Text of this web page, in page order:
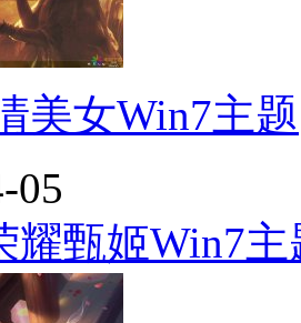
美女Win7主题
05
耀甄姬Win7主